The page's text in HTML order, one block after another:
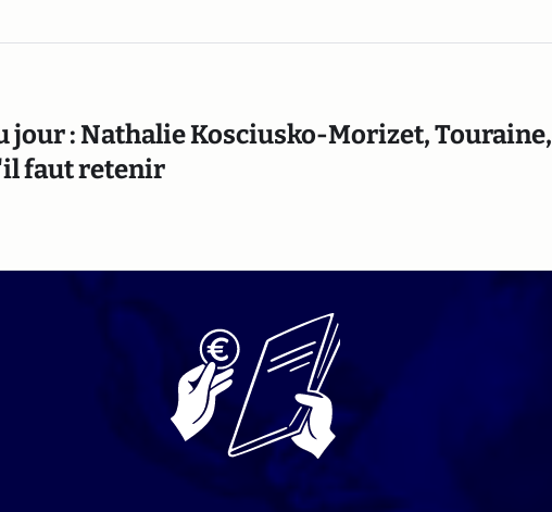
jour : Nathalie Kosciusko-Morizet, Touraine,
faut retenir